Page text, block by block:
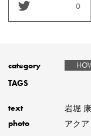
0
category
TAGS
text 岩堀
photo アク